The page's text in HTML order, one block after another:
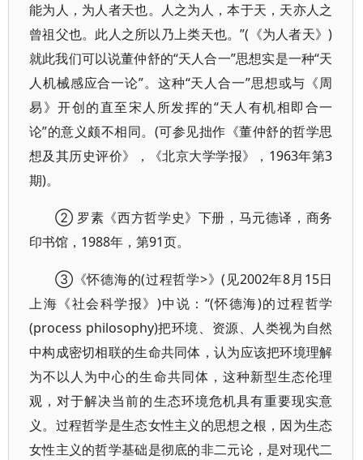
能为人，为人者天也。人之为人，本于天，天亦人之
曾祖父也。此人之所以乃上类天也。”(《为人者天》)
就此我们可以说董仲舒的“天人合一”思想实是一种“天
人机械感应合一论”。这种“天人合一”思想或与《周
易》开创的直至宋人所发挥的“天人有机相即合一
论”的意义颇不相同。(可参见拙作《董仲舒的哲学思
想及其历史评价》，《北京大学学报》，1963年第3
期)。
② 罗素《西方哲学史》下册，马元德译，商务
印书馆，1988年，第91页。
③《怀德海的(过程哲学>》(见2002年8月15日
上海《社会科学报》)中说：“(怀德海)的过程哲学
(process philosophy)把环境、资源、人类视为自然
中构成密切相联的生命共同体，认为应该把环境理解
为不以人为中心的生命共同体，这种新型生态伦理
观，对于解决当前的生态环境危机具有重要现实意
义。过程哲学是生态女性主义的思想之根，因为生态
女性主义的哲学基础是彻底的非二元论，是对现代二